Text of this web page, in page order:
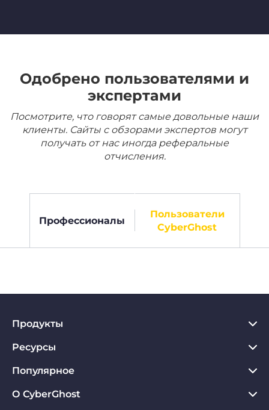
Одобрено пользователями и
экспертами
Посмотрите, что говорят самые довольные наши
клиенты. Сайты с обзорами экспертов могут
получать от нас иногда реферальные
отчисления.
Профессионалы
Пользователи
CyberGhost
Продукты
VPN для PC
VPN для Chrome
VPN для Mac
Ресурсы
Что такое VPN
Хаб по конфиденциальности
Популярное
Отзывы о CyberGhost VPN
О CyberGhost